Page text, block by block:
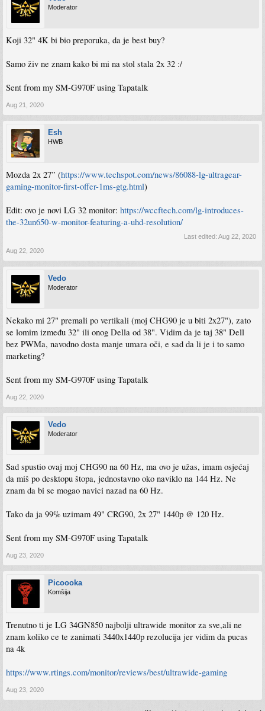
Moderator
Koji 32" 4K bi bio preporuka, da je best buy?
Samo živ ne znam kako bi mi na stol stala 2x 32 :/
Sent from my SM-G970F using Tapatalk
Aug 21, 2020
Esh
HWB
Mozda 2x 27” (https://www.techspot.com/news/86088-lg-ultragear-
gaming-monitor-first-offer-1ms-gtg.html)
Edit: ovo je novi LG 32 monitor: https://wccftech.com/lg-introduces-
the-32un650-w-monitor-featuring-a-uhd-resolution/
Last edited: Aug 22, 2020
Aug 22, 2020
Vedo
Moderator
Nekako mi 27" premali po vertikali (moj CHG90 je u biti 2x27"), zato
se lomim između 32" ili onog Della od 38". Vidim da je taj 38" Dell
bez PWMa, navodno dosta manje umara oči, e sad da li je i to samo
marketing?
Sent from my SM-G970F using Tapatalk
Aug 22, 2020
Vedo
Moderator
Sad spustio ovaj moj CHG90 na 60 Hz, ma ovo je užas, imam osjećaj
da miš po desktopu štopa, jednostavno oko naviklo na 144 Hz. Ne
znam da bi se mogao navici nazad na 60 Hz.
Tako da ja 99% uzimam 49" CRG90, 2x 27" 1440p @ 120 Hz.
Sent from my SM-G970F using Tapatalk
Aug 23, 2020
Picoooka
Komšija
Trenutno ti je LG 34GN850 najbolji ultrawide monitor za sve,ali ne
znam koliko ce te zanimati 3440x1440p rezolucija jer vidim da pucas
na 4k
https://www.rtings.com/monitor/reviews/best/ultrawide-gaming
Aug 23, 2020